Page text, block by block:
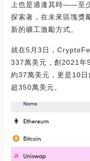
上也是適逢其時——至
探索著，在未來區塊獎
新的礦工激勵方式。
就在5月3日，
337萬美元，創2021年
約37萬美元，更是10日
超350萬美元。